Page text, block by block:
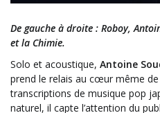
De gauche à droite : Roboy,
et la Chimie.
Solo et acoustique, Antoine
prend le relais au cœur même de
transcriptions de musique pop
naturel, il capte l’attention du